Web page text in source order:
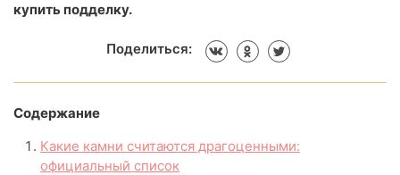
купить подделку.
Поделиться:
Содержание
Какие камни считаются драгоценными:
официальный список